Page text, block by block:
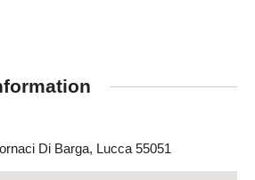
Di Barga, Lucca 55051